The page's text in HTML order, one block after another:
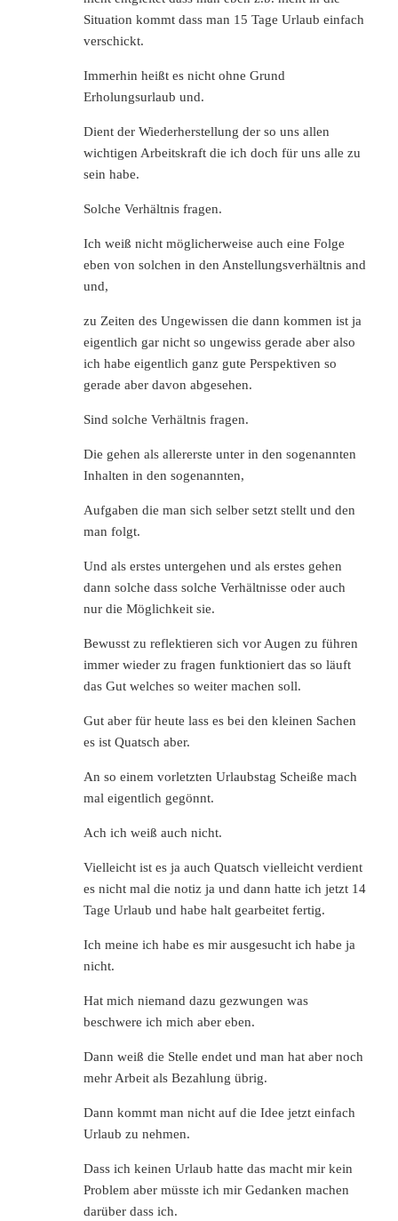
Situation kommt dass man 15 Tage Urlaub einfach
verschickt.
Immerhin heißt es nicht ohne Grund
Erholungsurlaub und.
Dient der Wiederherstellung der so uns allen
wichtigen Arbeitskraft die ich doch für uns alle zu
sein habe.
Solche Verhältnis fragen.
Ich weiß nicht möglicherweise auch eine Folge
eben von solchen in den Anstellungsverhältnis and
und,
zu Zeiten des Ungewissen die dann kommen ist ja
eigentlich gar nicht so ungewiss gerade aber also
ich habe eigentlich ganz gute Perspektiven so
gerade aber davon abgesehen.
Sind solche Verhältnis fragen.
Die gehen als allererste unter in den sogenannten
Inhalten in den sogenannten,
Aufgaben die man sich selber setzt stellt und den
man folgt.
Und als erstes untergehen und als erstes gehen
dann solche dass solche Verhältnisse oder auch
nur die Möglichkeit sie.
Bewusst zu reflektieren sich vor Augen zu führen
immer wieder zu fragen funktioniert das so läuft
das Gut welches so weiter machen soll.
Gut aber für heute lass es bei den kleinen Sachen
es ist Quatsch aber.
An so einem vorletzten Urlaubstag Scheiße mach
mal eigentlich gegönnt.
Ach ich weiß auch nicht.
Vielleicht ist es ja auch Quatsch vielleicht verdient
es nicht mal die notiz ja und dann hatte ich jetzt 14
Tage Urlaub und habe halt gearbeitet fertig.
Ich meine ich habe es mir ausgesucht ich habe ja
nicht.
Hat mich niemand dazu gezwungen was
beschwere ich mich aber eben.
Dann weiß die Stelle endet und man hat aber noch
mehr Arbeit als Bezahlung übrig.
Dann kommt man nicht auf die Idee jetzt einfach
Urlaub zu nehmen.
Dass ich keinen Urlaub hatte das macht mir kein
Problem aber müsste ich mir Gedanken machen
darüber dass ich.